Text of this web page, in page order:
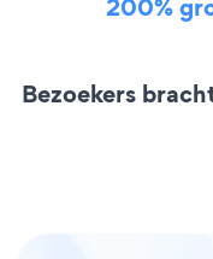
200%
Bezoekers